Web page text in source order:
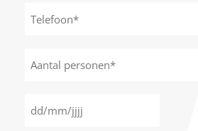
personen
DD